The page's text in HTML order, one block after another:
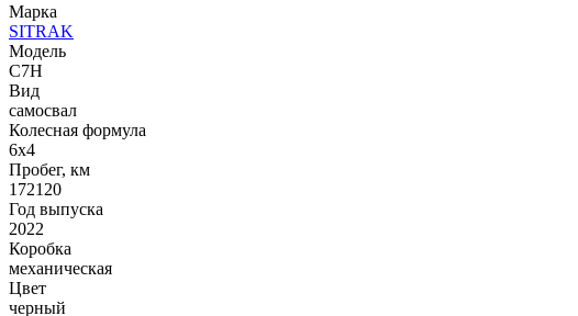
Марка
SITRAK
Модель
C7H
Вид
самосвал
Колесная формула
6x4
Пробег, км
172120
Год выпуска
2022
Коробка
механическая
Цвет
черный